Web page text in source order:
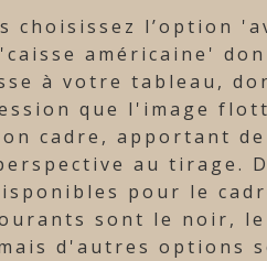
choisissez l’option
'caisse américaine'
à votre tableau,
que l'image
cadre, apportant
au tirage.
pour le
sont le noir,
d'autres options